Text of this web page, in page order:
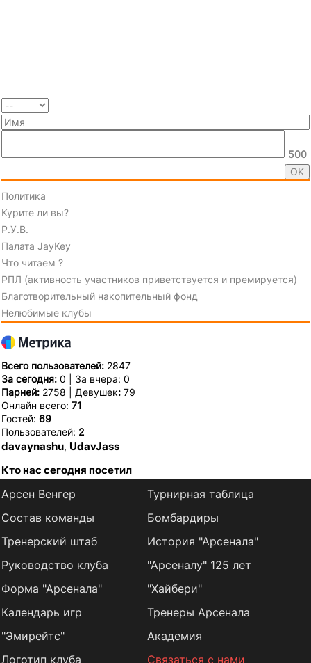
500
Политика
Курите ли вы?
Р.У.В.
Палата JayKey
Что читаем ?
РПЛ (активность участников приветствуется и премируется)
Благотворительный накопительный фонд
Нелюбимые клубы
Всего пользователей: 2847
За сегодня: 0 | За вчера: 0
Парней: 2758 | Девушек: 79
Онлайн всего: 71
Гостей: 69
Пользователей: 2
davaynashu, UdavJass
Кто нас сегодня посетил
Арсен Венгер
Состав команды
Тренерский штаб
Руководство клуба
Форма "Арсенала"
Календарь игр
Турнирная таблица
Бомбардиры
История "Арсенала"
"Арсеналу" 125 лет
"Хайбери"
Тренеры Арсенала
"Эмирейтс"
Логотип клуба
Академия
Связаться с нами